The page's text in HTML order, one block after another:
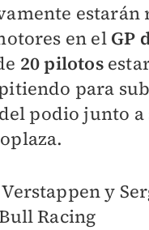
estarán
en el GP
20 pilotos
para
podio junto a
y
Racing